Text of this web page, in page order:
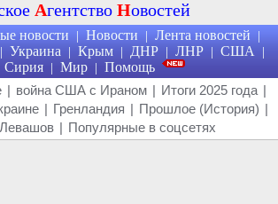
Агентство Новостей
новости | Новости | Лента новостей |
| Украина | Крым | ДНР | ЛНР | США |
Сирия | Мир | Помощь
| война США с Ираном | Итоги 2025 года |
| Гренландия | Прошлое (История) |
| Популярные в соцсетях